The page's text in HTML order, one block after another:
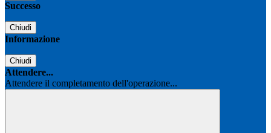
Successo
Chiudi
Informazione
Chiudi
Attendere...
Attendere il completamento dell'operazione...